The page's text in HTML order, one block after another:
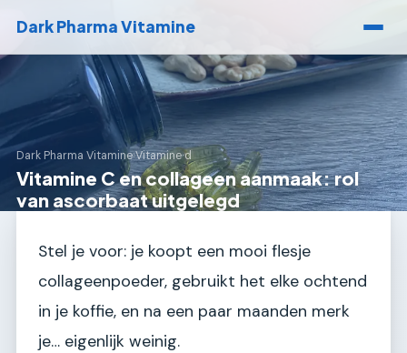
Dark Pharma Vitamine
Dark Pharma Vitamine›Vitamine d
Vitamine C en collageen aanmaak: rol
van ascorbaat uitgelegd
Stel je voor: je koopt een mooi flesje
collageenpoeder, gebruikt het elke ochtend
in je koffie, en na een paar maanden merk
je… eigenlijk weinig.